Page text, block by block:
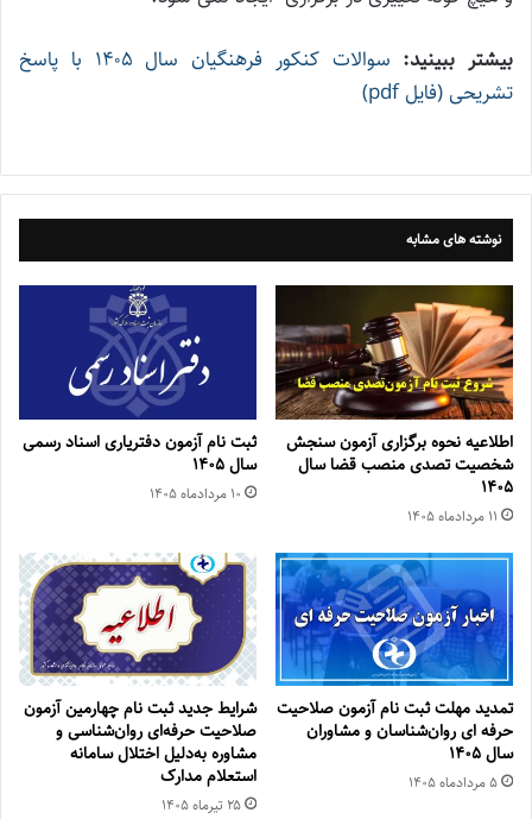
بیشتر ببینید:
سوالات کنکور فرهنگیان سال ۱۴۰۵ با پاسخ
تشریحی (فایل pdf)
نوشته های مشابه
اطلاعیه نحوه برگزاری آزمون سنجش
شخصیت تصدی منصب قضا سال
۱۴۰۵
۱۱ مرداد‌ماه ۱۴۰۵
ثبت نام آزمون دفتریاری اسناد رسمی
سال ۱۴۰۵
۱۰ مرداد‌ماه ۱۴۰۵
تمدید مهلت ثبت نام آزمون صلاحیت
حرفه ای روان‌شناسان و مشاوران
سال ۱۴۰۵
۵ مرداد‌ماه ۱۴۰۵
شرایط جدید ثبت نام چهارمین آزمون
صلاحیت حرفه‌ای روان‌شناسی و
مشاوره به‌دلیل اختلال سامانه
استعلام مدارک
۲۵ تیر‌ماه ۱۴۰۵